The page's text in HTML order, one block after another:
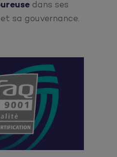
dans ses
sa gouvernance.